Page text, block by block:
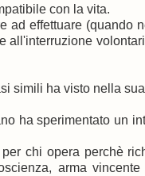
con la vita.
effettuare (quando
all'interruzione
simili ha visto nella
ha sperimentato un
chi opera perchè
arma